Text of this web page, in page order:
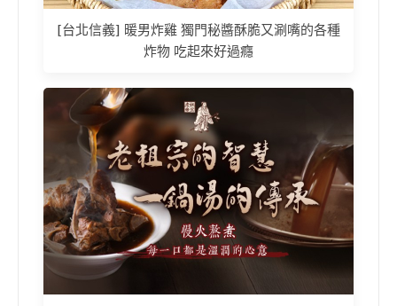
[台北信義] 暖男炸雞 獨門秘醬酥脆又涮嘴的各種
炸物 吃起來好過癮